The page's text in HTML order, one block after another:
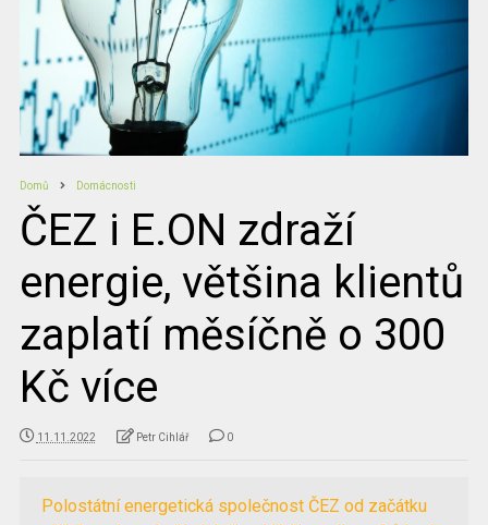
Domů Domácnosti
ČEZ i E.ON zdraží
energie, většina klientů
zaplatí měsíčně o 300
Kč více
11.11.2022 Petr Cihlář 0
Polostátní energetická společnost ČEZ od začátku